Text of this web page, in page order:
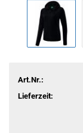
Art.Nr.:
Lieferzeit: